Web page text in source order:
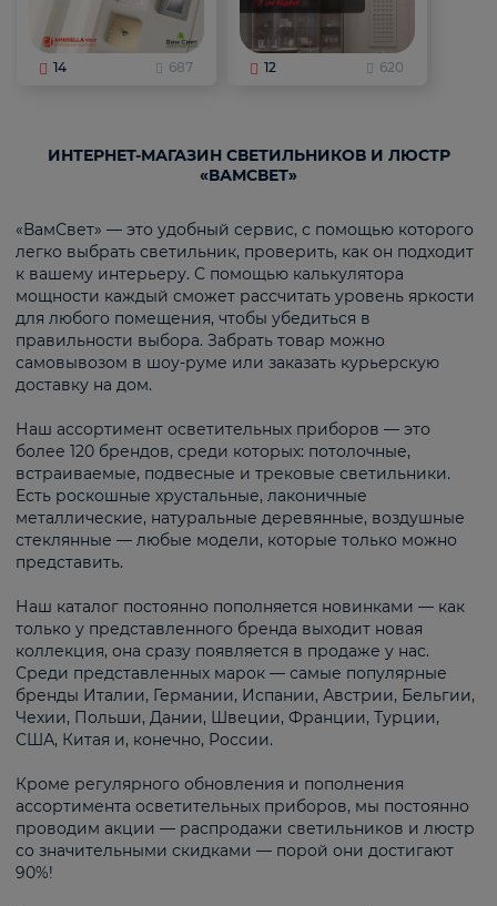
14 687 12 620
ИНТЕРНЕТ-МАГАЗИН СВЕТИЛЬНИКОВ И ЛЮСТР
«ВАМСВЕТ»
«ВамСвет» — это удобный сервис, с помощью которого
легко выбрать светильник, проверить, как он подходит
к вашему интерьеру. С помощью калькулятора
мощности каждый сможет рассчитать уровень яркости
для любого помещения, чтобы убедиться в
правильности выбора. Забрать товар можно
самовывозом в шоу-руме или заказать курьерскую
доставку на дом.
Наш ассортимент осветительных приборов — это
более 120 брендов, среди которых: потолочные,
встраиваемые, подвесные и трековые светильники.
Есть роскошные хрустальные, лаконичные
металлические, натуральные деревянные, воздушные
стеклянные — любые модели, которые только можно
представить.
Наш каталог постоянно пополняется новинками — как
только у представленного бренда выходит новая
коллекция, она сразу появляется в продаже у нас.
Среди представленных марок — самые популярные
бренды Италии, Германии, Испании, Австрии, Бельгии,
Чехии, Польши, Дании, Швеции, Франции, Турции,
США, Китая и, конечно, России.
Кроме регулярного обновления и пополнения
ассортимента осветительных приборов, мы постоянно
проводим акции — распродажи светильников и люстр
со значительными скидками — порой они достигают
90%!